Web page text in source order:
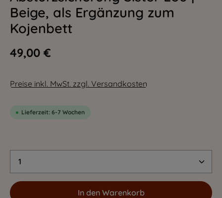
Beige, als Ergänzung zum
Kojenbett
49,00 €
Preise inkl. MwSt. zzgl. Versandkosten
Lieferzeit: 6-7 Wochen
Produkt Anzahl: Gib den gewünschten
In den Warenkorb